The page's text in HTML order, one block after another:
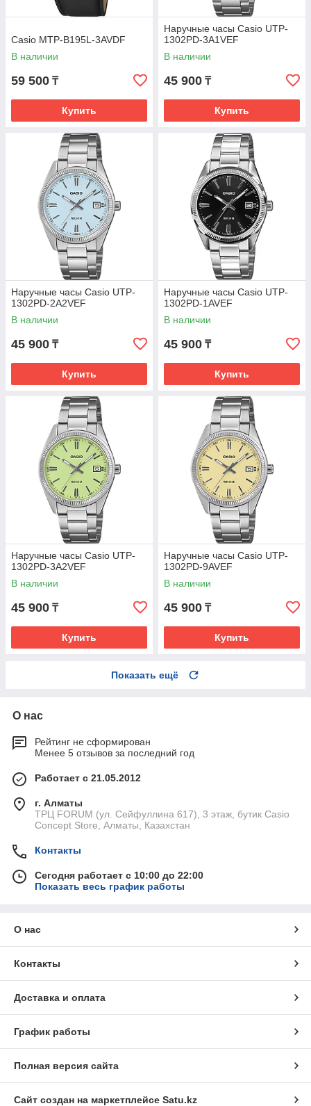
Casio MTP-B195L-3AVDF
В наличии
59 500 ₸
Купить
Наручные часы Casio UTP-
1302PD-3A1VEF
В наличии
45 900 ₸
Купить
Наручные часы Casio UTP-
1302PD-2A2VEF
В наличии
45 900 ₸
Купить
Наручные часы Casio UTP-
1302PD-1AVEF
В наличии
45 900 ₸
Купить
Наручные часы Casio UTP-
1302PD-3A2VEF
В наличии
45 900 ₸
Купить
Наручные часы Casio UTP-
1302PD-9AVEF
В наличии
45 900 ₸
Купить
Показать ещё
О нас
Рейтинг не сформирован
Менее 5 отзывов за последний год
Работает с 21.05.2012
г. Алматы
ТРЦ FORUM (ул. Сейфуллина 617), 3 этаж, бутик Casio
Concept Store, Алматы, Казахстан
Контакты
Сегодня работает с 10:00 до 22:00
Показать весь график работы
О нас
Контакты
Доставка и оплата
График работы
Полная версия сайта
Сайт создан на маркетплейсе Satu.kz